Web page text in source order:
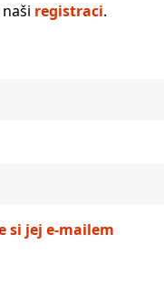
registraci.
si jej e-mailem